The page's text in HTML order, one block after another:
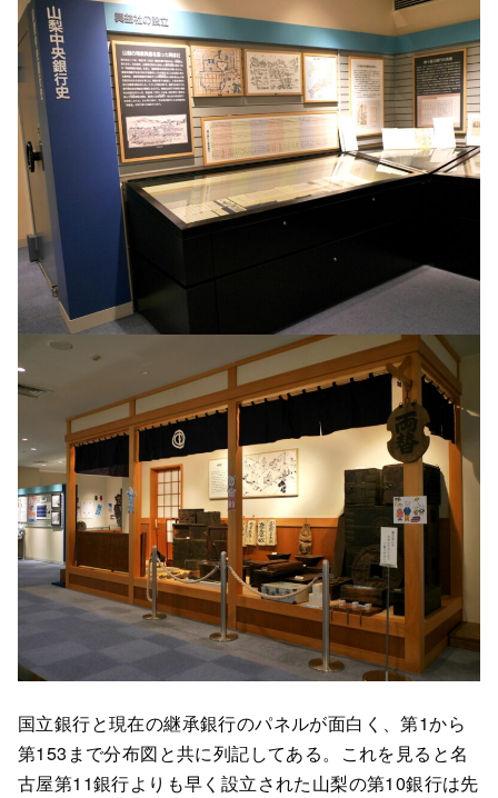
国立銀行と現在の継承銀行のパネルが面白く、第1から
第153まで分布図と共に列記してある。これを見ると名
古屋第11銀行よりも早く設立された山梨の第10銀行は先